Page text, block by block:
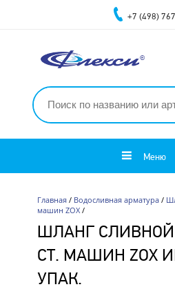
+7 (498)
Меню
Главная/ Водосливная арматура/
машин ZOX/
ШЛАНГ
СТ. МАШИН ZOX
УПАК.